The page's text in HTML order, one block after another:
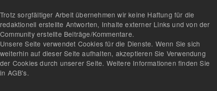
Trotz sorgfältiger Arbeit übernehmen wir keine Haftung für die
redaktionell erstellte Antworten, Inhalte externer Links und von der
Community erstellte Beiträge/Kommentare.
Unsere Seite verwendet Cookies für die Dienste. Wenn Sie sich
weiterhin auf dieser Seite aufhalten, akzeptieren Sie Verwendung
der Cookies durch unserer Seite. Weitere Informationen finden Sie
in AGB's.